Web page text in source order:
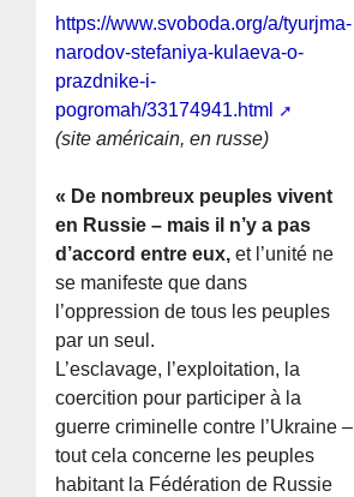
https://www.svoboda.org/a/tyurjma-
narodov-stefaniya-kulaeva-o-
prazdnike-i-
pogromah/33174941.html
(site américain, en russe)
« De nombreux peuples vivent
en Russie – mais il n’y a pas
d’accord entre eux,et l’unité ne
se manifeste que dans
l’oppression de tous les peuples
par un seul.
L’esclavage, l’exploitation, la
coercition pour participer à la
guerre criminelle contre l’Ukraine –
tout cela concerne les peuples
habitant la Fédération de Russie